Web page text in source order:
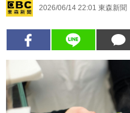
2026/06/14 22:01 東森新聞